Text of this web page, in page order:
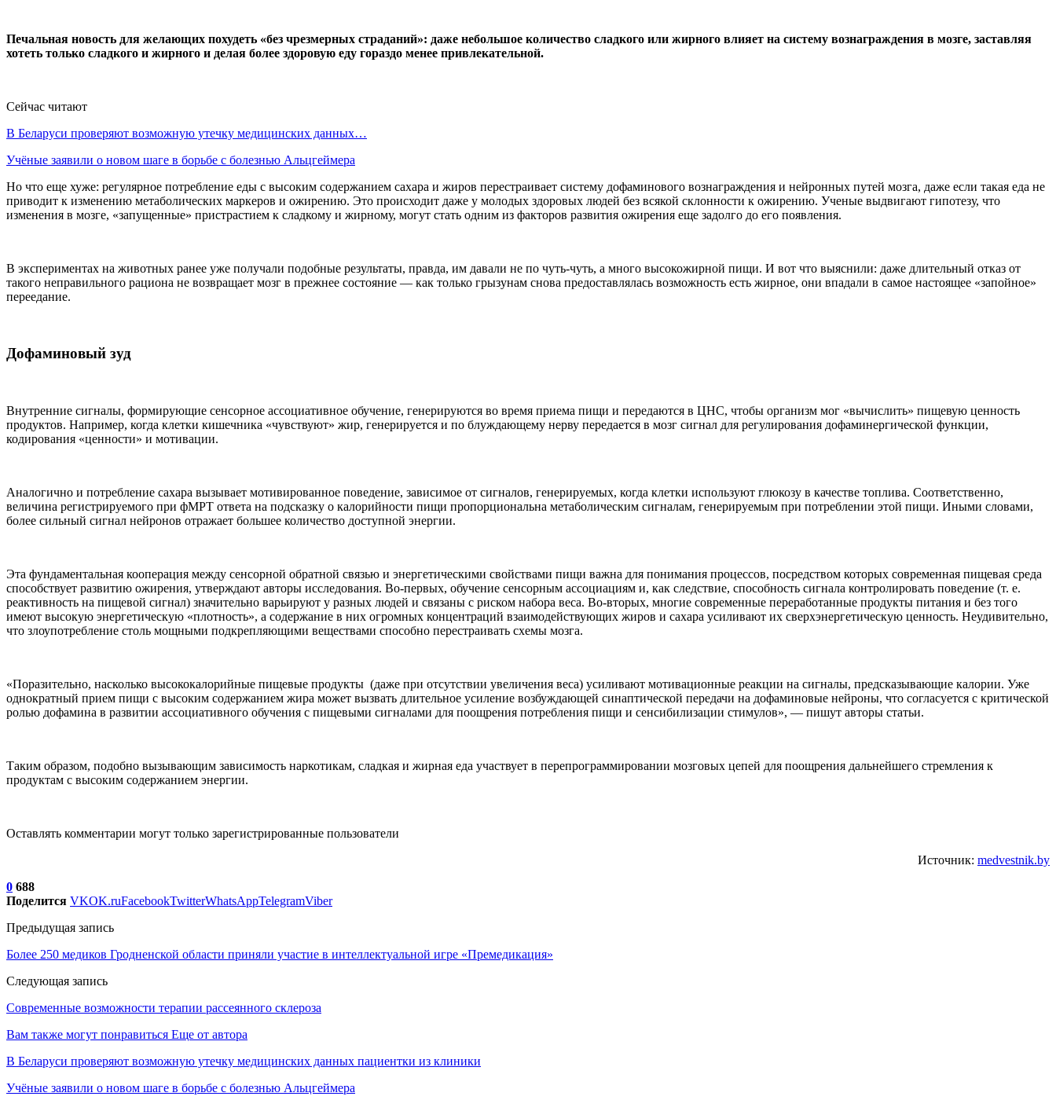
Печальная новость для желающих похудеть «без чрезмерных страданий»: даже небольшое количество сладкого или жирного влияет на систему вознаграждения в мозге, заставляя
хотеть только сладкого и жирного и делая более здоровую еду гораздо менее привлекательной.
Сейчас читают
В Беларуси проверяют возможную утечку медицинских данных…
Учёные заявили о новом шаге в борьбе с болезнью Альцгеймера
Но что еще хуже: регулярное потребление еды с высоким содержанием сахара и жиров перестраивает систему дофаминового вознаграждения и нейронных путей мозга, даже если такая еда не
приводит к изменению метаболических маркеров и ожирению. Это происходит даже у молодых здоровых людей без всякой склонности к ожирению. Ученые выдвигают гипотезу, что
изменения в мозге, «запущенные» пристрастием к сладкому и жирному, могут стать одним из факторов развития ожирения еще задолго до его появления.
В экспериментах на животных ранее уже получали подобные результаты, правда, им давали не по чуть-чуть, а много высокожирной пищи. И вот что выяснили: даже длительный отказ от
такого неправильного рациона не возвращает мозг в прежнее состояние — как только грызунам снова предоставлялась возможность есть жирное, они впадали в самое настоящее «запойное»
переедание.
Дофаминовый зуд
Внутренние сигналы, формирующие сенсорное ассоциативное обучение, генерируются во время приема пищи и передаются в ЦНС, чтобы организм мог «вычислить» пищевую ценность
продуктов. Например, когда клетки кишечника «чувствуют» жир, генерируется и по блуждающему нерву передается в мозг сигнал для регулирования дофаминергической функции,
кодирования «ценности» и мотивации.
Аналогично и потребление сахара вызывает мотивированное поведение, зависимое от сигналов, генерируемых, когда клетки используют глюкозу в качестве топлива. Соответственно,
величина регистрируемого при фМРТ ответа на подсказку о калорийности пищи пропорциональна метаболическим сигналам, генерируемым при потреблении этой пищи. Иными словами,
более сильный сигнал нейронов отражает большее количество доступной энергии.
Эта фундаментальная кооперация между сенсорной обратной связью и энергетическими свойствами пищи важна для понимания процессов, посредством которых современная пищевая среда
способствует развитию ожирения, утверждают авторы исследования. Во-первых, обучение сенсорным ассоциациям и, как следствие, способность сигнала контролировать поведение (т. е.
реактивность на пищевой сигнал) значительно варьируют у разных людей и связаны с риском набора веса. Во-вторых, многие современные переработанные продукты питания и без того
имеют высокую энергетическую «плотность», а содержание в них огромных концентраций взаимодействующих жиров и сахара усиливают их сверхэнергетическую ценность. Неудивительно,
что злоупотребление столь мощными подкрепляющими веществами способно перестраивать схемы мозга.
«Поразительно, насколько высококалорийные пищевые продукты (даже при отсутствии увеличения веса) усиливают мотивационные реакции на сигналы, предсказывающие калории. Уже
однократный прием пищи с высоким содержанием жира может вызвать длительное усиление возбуждающей синаптической передачи на дофаминовые нейроны, что согласуется с критической
ролью дофамина в развитии ассоциативного обучения с пищевыми сигналами для поощрения потребления пищи и сенсибилизации стимулов», — пишут авторы статьи.
Таким образом, подобно вызывающим зависимость наркотикам, сладкая и жирная еда участвует в перепрограммировании мозговых цепей для поощрения дальнейшего стремления к
продуктам с высоким содержанием энергии.
Оставлять комментарии могут только зарегистрированные пользователи
Источник: medvestnik.by
0 688
Поделится VKOK.ruFacebookTwitterWhatsAppTelegramViber
Предыдущая запись
Более 250 медиков Гродненской области приняли участие в интеллектуальной игре «Премедикация»
Следующая запись
Современные возможности терапии рассеянного склероза
Вам также могут понравиться Еще от автора
В Беларуси проверяют возможную утечку медицинских данных пациентки из клиники
Учёные заявили о новом шаге в борьбе с болезнью Альцгеймера